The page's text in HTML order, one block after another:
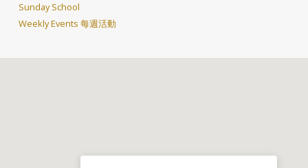
Sunday School
Weekly Events 每週活動